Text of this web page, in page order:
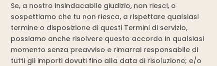
Se, a nostro insindacabile giudizio, non riesci, o
sospettiamo che tu non riesca, a rispettare qualsiasi
termine o disposizione di questi Termini di servizio,
possiamo anche risolvere questo accordo in qualsiasi
momento senza preavviso e rimarrai responsabile di
tutti gli importi dovuti fino alla data di risoluzione; e/o